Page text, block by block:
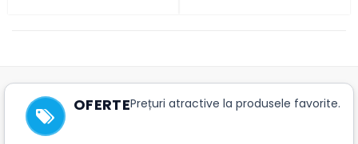
OFERTEPrețuri atractive la produsele favorite.